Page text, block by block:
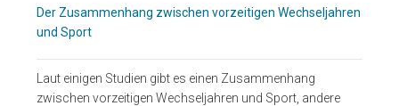
Der Zusammenhang zwischen vorzeitigen Wechseljahren
und Sport
Laut einigen Studien gibt es einen Zusammenhang
zwischen vorzeitigen Wechseljahren und Sport, andere